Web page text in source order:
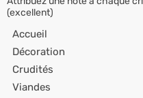
(excellent)
Accueil
Décoration
Crudités
Viandes